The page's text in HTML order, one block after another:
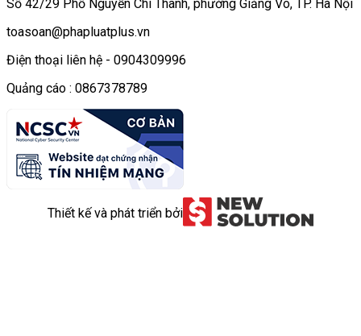
Số 42/29 Phố Nguyễn Chí Thanh, phường Giảng Võ, TP. Hà Nội
toasoan@phapluatplus.vn
Điện thoại liên hệ - 0904309996
Quảng cáo : 0867378789
Thiết kế và phát triển bởi